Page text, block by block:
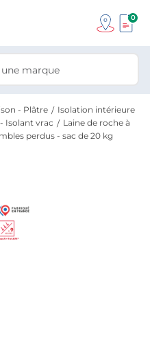
0
- Plâtre
Isolation intérieure
Isolant vrac
Laine de roche à
perdus - sac de 20 kg